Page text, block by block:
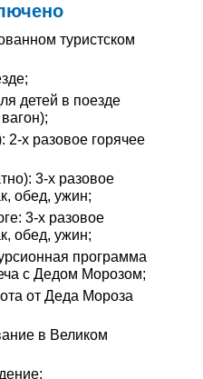
туристском
детей в поезде
2-х разовое горячее
3-х разовое
обед, ужин;
3-х разовое
обед, ужин;
программа
с Дедом Морозом;
от Деда Мороза
в Великом